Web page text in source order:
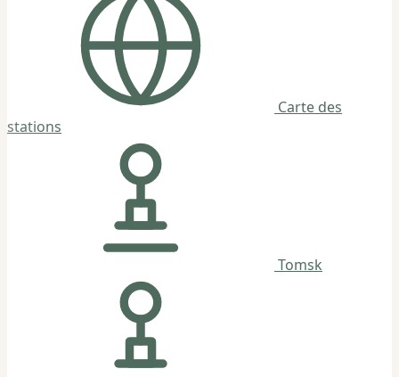
Carte des
stations
Tomsk